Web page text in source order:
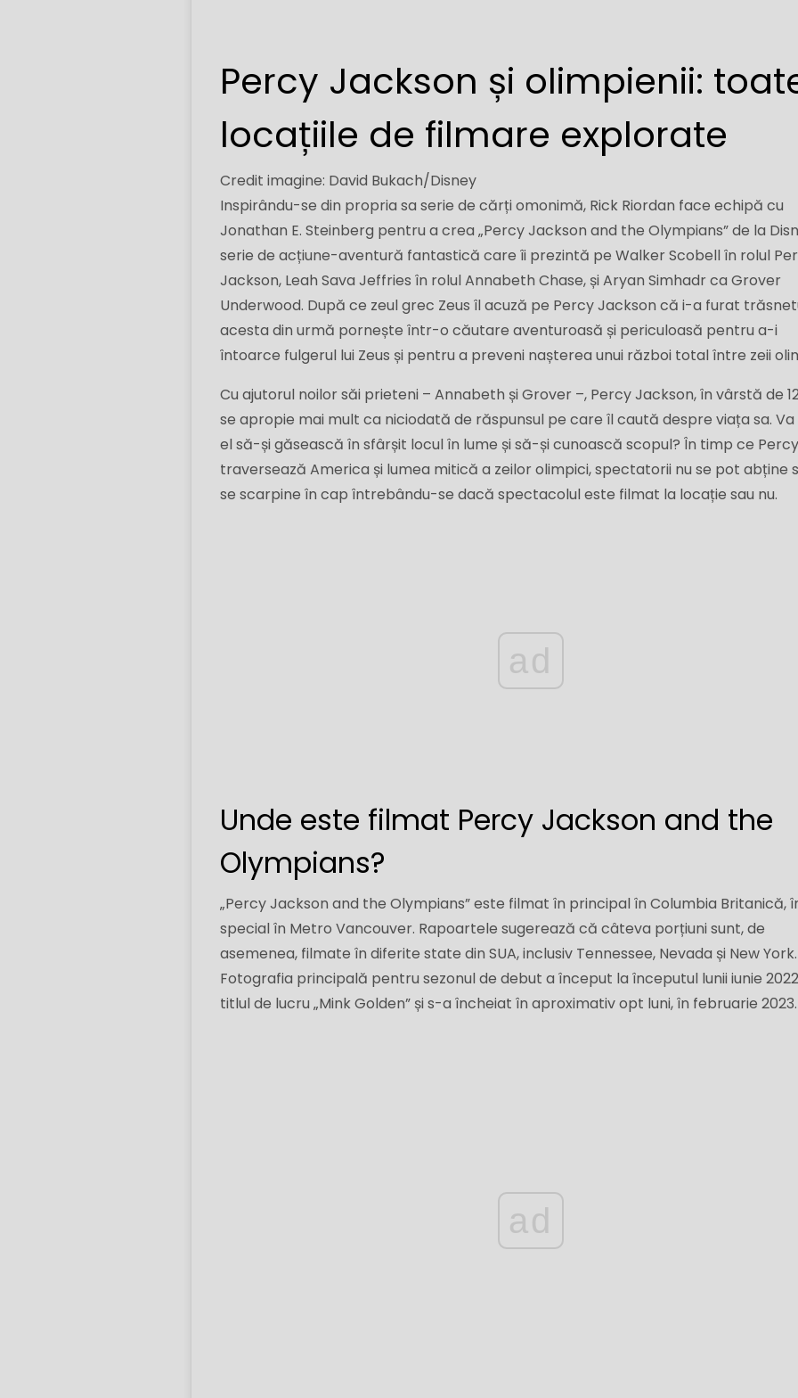
Percy Jackson și olimpienii:
locațiile de filmare explorate
Credit imagine: David Bukach/Disney
Inspirându-se din propria sa serie de cărți omonimă, Rick Riordan face echipă cu
Jonathan E. Steinberg pentru a crea „Percy Jackson and the Olympians” de la
serie de acțiune-aventură fantastică care îi prezintă pe Walker Scobell în rolul
Jackson, Leah Sava Jeffries în rolul Annabeth Chase, și Aryan Simhadr ca Grover
Underwood. După ce zeul grec Zeus îl acuză pe Percy Jackson că i-a furat
acesta din urmă pornește într-o căutare aventuroasă și periculoasă pentru a-i
întoarce fulgerul lui Zeus și pentru a preveni nașterea unui război total între zeii
Cu ajutorul noilor săi prieteni – Annabeth și Grover –, Percy Jackson, în vârstă de
se apropie mai mult ca niciodată de răspunsul pe care îl caută despre viața sa.
el să-și găsească în sfârșit locul în lume și să-și cunoască scopul? În timp ce
traversează America și lumea mitică a zeilor olimpici, spectatorii nu se pot abține
se scarpine în cap întrebându-se dacă spectacolul este filmat la locație sau nu.
ad
Unde este filmat Percy Jackson and the
Olympians?
„Percy Jackson and the Olympians” este filmat în principal în Columbia Britanică,
special în Metro Vancouver. Rapoartele sugerează că câteva porțiuni sunt, de
asemenea, filmate în diferite state din SUA, inclusiv Tennessee, Nevada și New York.
Fotografia principală pentru sezonul de debut a început la începutul lunii iunie
titlul de lucru „Mink Golden” și s-a încheiat în aproximativ opt luni, în februarie 2023.
ad